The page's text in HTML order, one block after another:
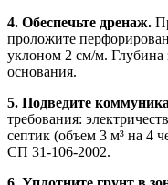
4. Обеспечьте дренаж.
проложите
уклоном 2 см/м.
основания.
5. Подведите
требования:
септик (объем 3 м³ на 4
СП 31-106-2002.